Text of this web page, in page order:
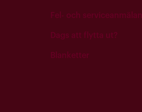
Fel- och serviceanmälan
Dags att flytta ut?
Blanketter